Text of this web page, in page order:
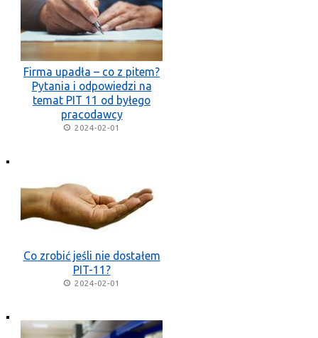
Firma upadła – co z pitem?
Pytania i odpowiedzi na
temat PIT 11 od byłego
pracodawcy
2024-02-01
Co zrobić jeśli nie dostałem
PIT-11?
2024-02-01